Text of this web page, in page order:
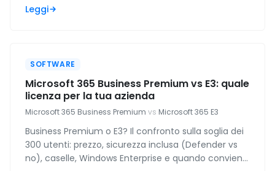
Leggi
SOFTWARE
Microsoft 365 Business Premium vs E3: quale
licenza per la tua azienda
Microsoft 365 Business Premium vs Microsoft 365 E3
Business Premium o E3? Il confronto sulla soglia dei
300 utenti: prezzo, sicurezza inclusa (Defender vs
no), caselle, Windows Enterprise e quando conviene